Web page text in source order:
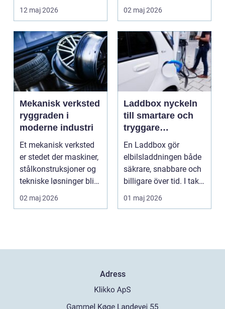
verkstad blir en ...
12 maj 2026
många tror. Rätt däck
ger b...
02 maj 2026
Mekanisk verksted
ryggraden i
moderne industri
Et mekanisk verksted
er stedet der maskiner,
stålkonstruksjoner og
tekniske løsninger blir
holdt i g...
02 maj 2026
Laddbox nyckeln
till smartare och
tryggare
elbilsladdning
hemma
En Laddbox gör
elbilsladdningen både
säkrare, snabbare och
billigare över tid. I takt
med att fler s...
01 maj 2026
Adress